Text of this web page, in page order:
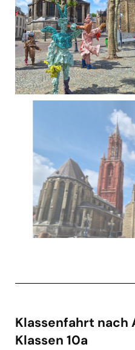
Klassenfahrt nach
Klassen 10a